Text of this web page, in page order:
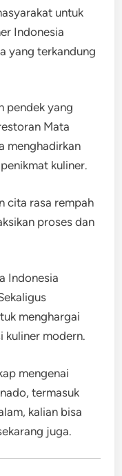
untuk
Indonesia
yang terkandung
pendek yang
Mata
menghadirkan
kuliner.
cita rasa rempah
proses dan
Indonesia
menghargai
kuliner modern.
mengenai
termasuk
kalian bisa
juga.